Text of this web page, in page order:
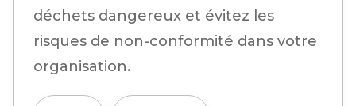
déchets dangereux et évitez les
risques de non-conformité dans votre
organisation.